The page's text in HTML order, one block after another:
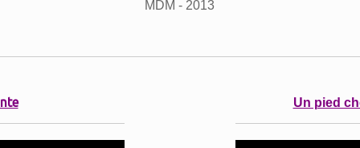
MDM - 2013
Un pied